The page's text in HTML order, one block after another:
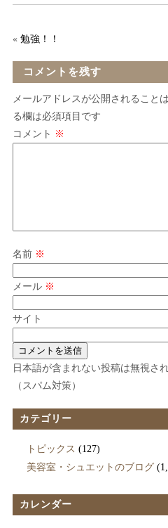
« 勉強！！
コメントを残す
メールアドレスが公開されること
る欄は必須項目です
コメント ※
名前 ※
メール ※
サイト
日本語が含まれない投稿は無視さ
（スパム対策）
カテゴリー
トピックス (127)
美容室・シュエットのブログ
カレンダー